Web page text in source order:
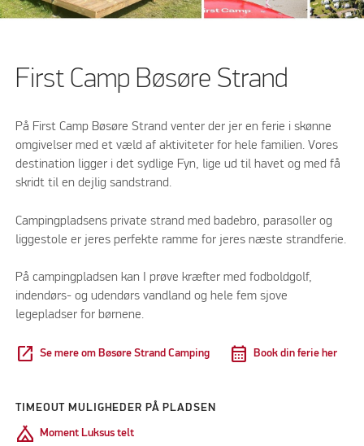
First Camp Bøsøre Strand
På First Camp Bøsøre Strand venter der jer en ferie i skønne
omgivelser med et væld af aktiviteter for hele familien. Vores
destination ligger i det sydlige Fyn, lige ud til havet og med få
skridt til en dejlig sandstrand.
Campingpladsens private strand med badebro, parasoller og
liggestole er jeres perfekte ramme for jeres næste strandferie.
På campingpladsen kan I prøve kræfter med fodboldgolf,
indendørs- og udendørs vandland og hele fem sjove
legepladser for børnene.
open_in_new Se mere om Bøsøre Strand Camping calendar_month Book din ferie her
TIMEOUT MULIGHEDER PÅ PLADSEN
Camping Moment Luksus telt